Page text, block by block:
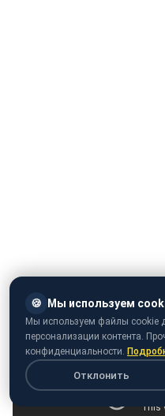
🍪 Мы используем
Мы используем файлы cookie
персонализации контента.
конфиденциальности.
Отклонить